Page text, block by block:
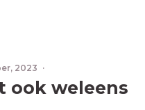
2023 ·
ook weleens